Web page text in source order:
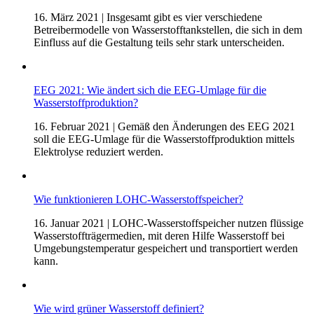
16. März 2021 | Insgesamt gibt es vier verschiedene
Betreibermodelle von Wasserstofftankstellen, die sich in dem
Einfluss auf die Gestaltung teils sehr stark unterscheiden.
EEG 2021: Wie ändert sich die EEG-Umlage für die
Wasserstoffproduktion?
16. Februar 2021 | Gemäß den Änderungen des EEG 2021
soll die EEG-Umlage für die Wasserstoffproduktion mittels
Elektrolyse reduziert werden.
Wie funktionieren LOHC-Wasserstoffspeicher?
16. Januar 2021 | LOHC-Wasserstoffspeicher nutzen flüssige
Wasserstoffträgermedien, mit deren Hilfe Wasserstoff bei
Umgebungstemperatur gespeichert und transportiert werden
kann.
Wie wird grüner Wasserstoff definiert?